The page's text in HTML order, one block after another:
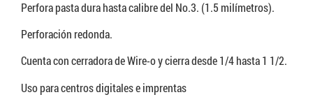
Perfora pasta dura hasta calibre del No.3. (1.5 milímetros).
Perforación redonda.
Cuenta con cerradora de Wire-o y cierra desde 1/4 hasta 1 1/2.
Uso para centros digitales e imprentas